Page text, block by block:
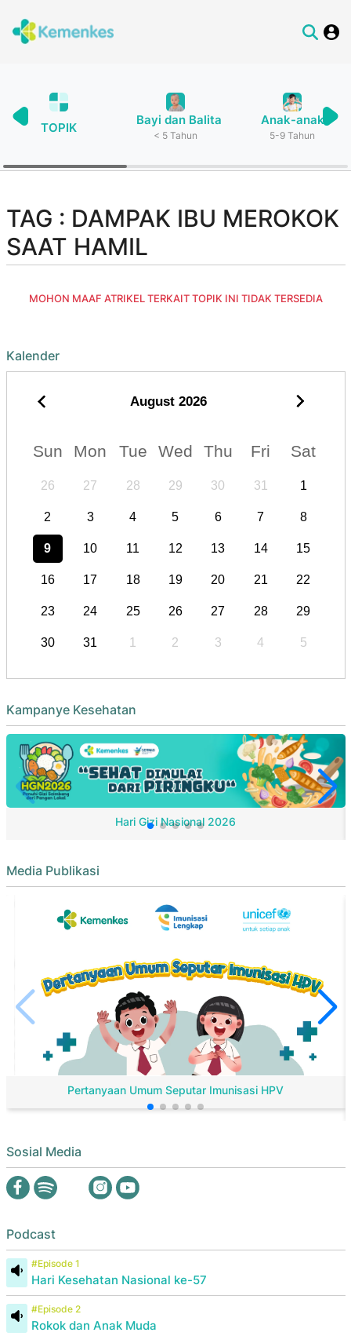
TOPIK
Bayi dan Balita
< 5 Tahun
Anak-anak
5-9 Tahun
TAG : DAMPAK IBU MEROKOK
SAAT HAMIL
MOHON MAAF ATRIKEL TERKAIT TOPIK INI TIDAK TERSEDIA
Kalender
August 2026
Sun Mon Tue Wed Thu Fri Sat
26 27 28 29 30 31 1
2 3 4 5 6 7 8
9 10 11 12 13 14 15
16 17 18 19 20 21 22
23 24 25 26 27 28 29
30 31 1 2 3 4 5
Kampanye Kesehatan
Hari Gizi Nasional 2026
Media Publikasi
Pertanyaan Umum Seputar Imunisasi HPV
Sosial Media
Podcast
#Episode 1
Hari Kesehatan Nasional ke-57
#Episode 2
Rokok dan Anak Muda